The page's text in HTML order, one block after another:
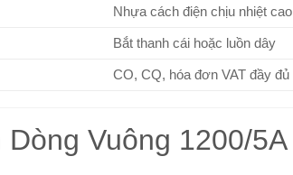
Nhựa cách điện chịu nhiệt cao
Bắt thanh cái hoặc luồn dây
CO, CQ, hóa đơn VAT đầy đủ
Vuông 1200/5A